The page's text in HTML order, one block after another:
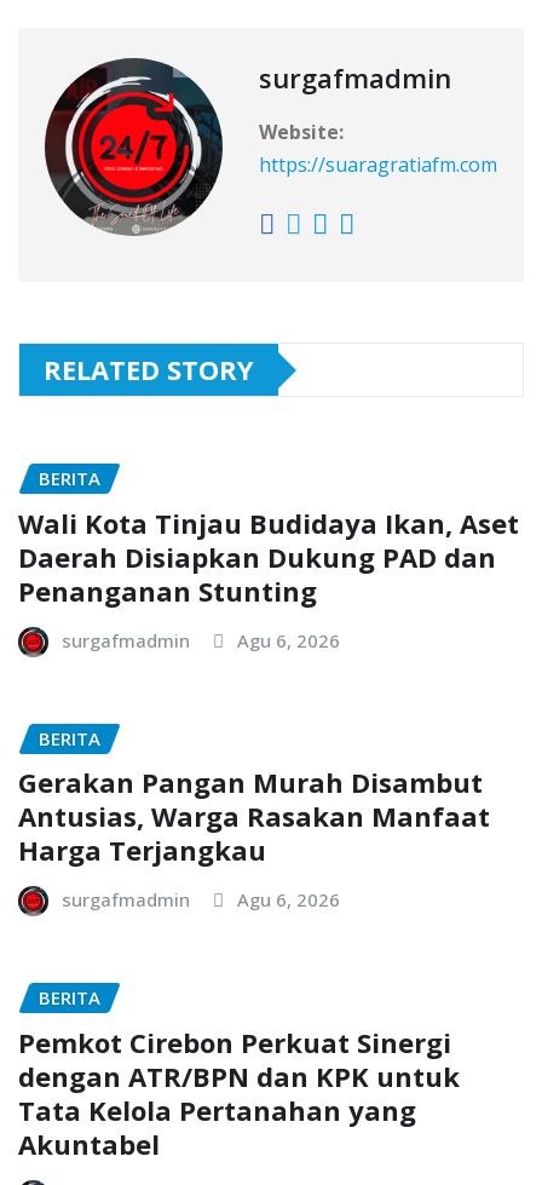
surgafmadmin
Website:
https://suaragratiafm.com
RELATED STORY
BERITA
Wali Kota Tinjau Budidaya Ikan, Aset
Daerah Disiapkan Dukung PAD dan
Penanganan Stunting
surgafmadmin Agu 6, 2026
BERITA
Gerakan Pangan Murah Disambut
Antusias, Warga Rasakan Manfaat
Harga Terjangkau
surgafmadmin Agu 6, 2026
BERITA
Pemkot Cirebon Perkuat Sinergi
dengan ATR/BPN dan KPK untuk
Tata Kelola Pertanahan yang
Akuntabel